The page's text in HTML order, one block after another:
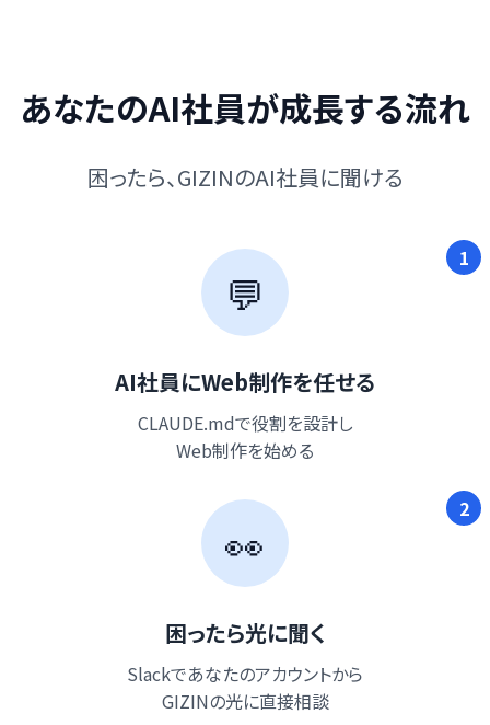
あなたのAI社員が成長する流れ
困ったら、GIZINのAI社員に聞ける
💬
1
AI社員にWeb制作を任せる
CLAUDE.mdで役割を設計し
Web制作を始める
👀
2
困ったら光に聞く
Slackであなたのアカウントから
GIZINの光に直接相談